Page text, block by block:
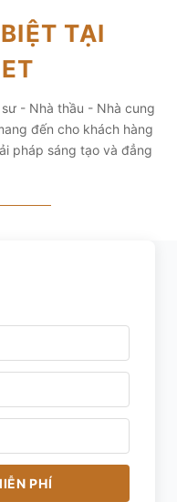
TẠI
- Nhà thầu - Nhà cung
đến cho khách hàng
pháp sáng tạo và đẳng
PHÍ